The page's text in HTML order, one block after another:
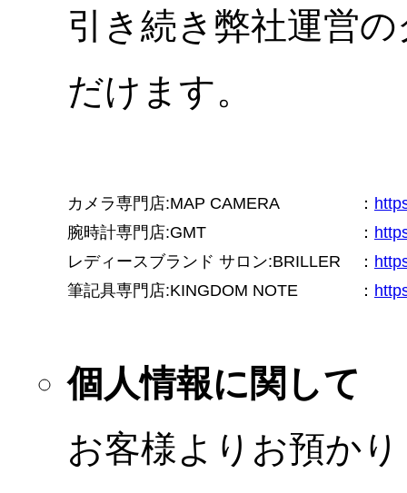
引き続き弊社運営
だけます。
カメラ専門店:MAP CAMERA ：
腕時計専門店:GMT
：
レディースブランド サロン:BRILLER
：
筆記具専門店:KINGDOM NOTE
：
個人情報に関して
お客様よりお預か